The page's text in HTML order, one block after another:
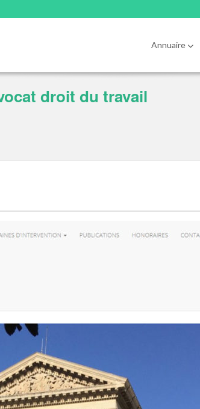
Annuaire
droit du travail